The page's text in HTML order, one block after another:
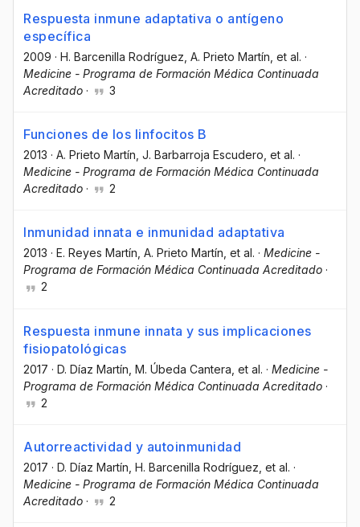
Respuesta inmune adaptativa o antígeno
específica
2009 · H. Barcenilla Rodríguez , A. Prieto Martín , et al. ·
Medicine - Programa de Formación Médica Continuada
Acreditado · 3
Funciones de los linfocitos B
2013 · A. Prieto Martín , J. Barbarroja Escudero , et al. ·
Medicine - Programa de Formación Médica Continuada
Acreditado · 2
Inmunidad innata e inmunidad adaptativa
2013 · E. Reyes Martín , A. Prieto Martín , et al. · Medicine -
Programa de Formación Médica Continuada Acreditado ·
2
Respuesta inmune innata y sus implicaciones
fisiopatológicas
2017 · D. Díaz Martín , M. Úbeda Cantera , et al. · Medicine -
Programa de Formación Médica Continuada Acreditado ·
2
Autorreactividad y autoinmunidad
2017 · D. Díaz Martín , H. Barcenilla Rodríguez , et al. ·
Medicine - Programa de Formación Médica Continuada
Acreditado · 2